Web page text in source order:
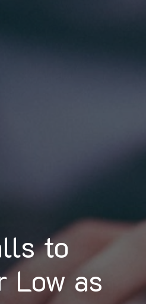
to
Low as